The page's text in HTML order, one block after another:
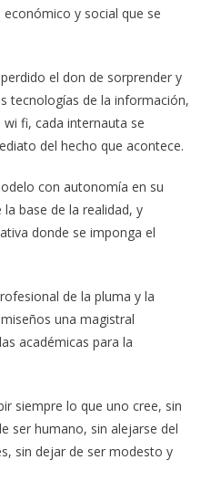
y social que se
el don de sorprender y
tecnologías de la información,
fi, cada internauta se
del hecho que acontece.
con autonomía en su
base de la realidad, y
donde se imponga el
de la pluma y la
una magistral
académicas para la
siempre lo que uno cree, sin
ser humano, sin alejarse del
sin dejar de ser modesto y